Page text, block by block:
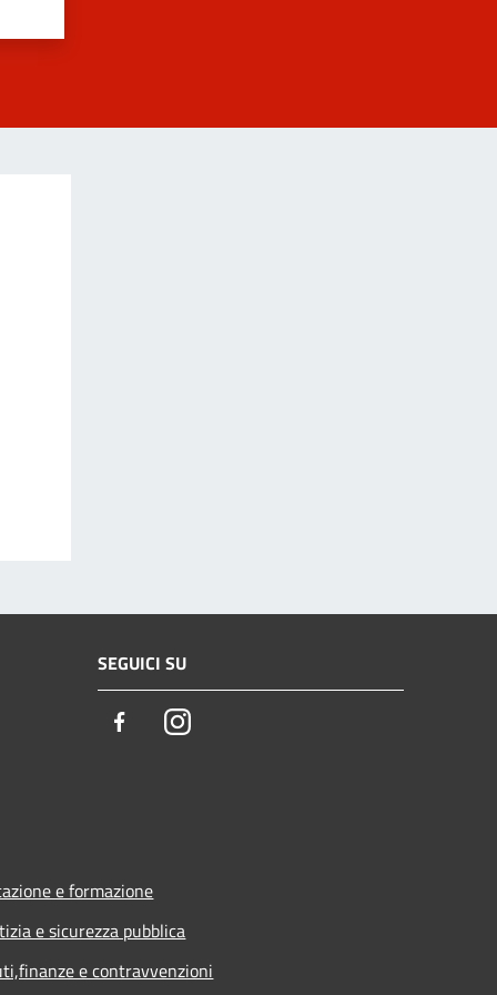
SEGUICI SU
FacebookInstagram
e formazione
e sicurezza pubblica
e contravvenzioni